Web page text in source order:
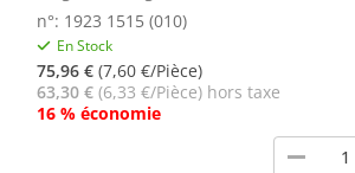
n°: 1923 1515 (010)
En Stock
75,96 € (7,60 €/Pièce)
63,30 € (6,33 €/Pièce) hors taxe
16 % économie
remove